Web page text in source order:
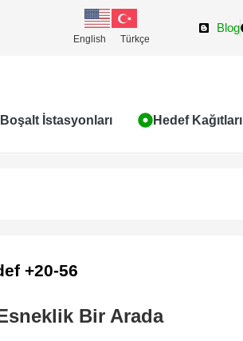
English Türkçe
Blog
İstasyonları Hedef Kağıtları
+20-56
Bir Arada